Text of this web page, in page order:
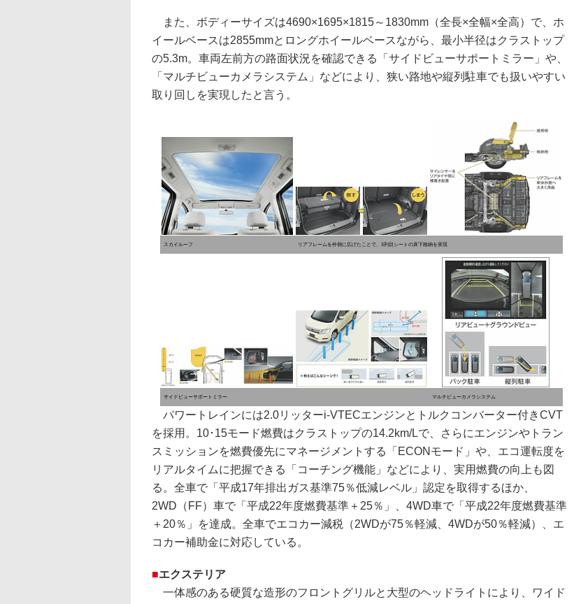
また、ボディーサイズは4690×1695×1815～1830mm（全長×全幅×全高）で、ホ
イールベースは2855mmとロングホイールベースながら、最小半径はクラストップ
の5.3m。車両左前方の路面状況を確認できる「サイドビューサポートミラー」や、
「マルチビューカメラシステム」などにより、狭い路地や縦列駐車でも扱いやすい
取り回しを実現したと言う。
スカイルーフ リアフレームを外側に広げたことで、3列目シートの床下格納を実現
サイドビューサポートミラー マルチビューカメラシステム
パワートレインには2.0リッターi-VTECエンジンとトルクコンバーター付きCVT
を採用。10･15モード燃費はクラストップの14.2km/Lで、さらにエンジンやトラン
スミッションを燃費優先にマネージメントする「ECONモード」や、エコ運転度を
リアルタイムに把握できる「コーチング機能」などにより、実用燃費の向上も図
る。全車で「平成17年排出ガス基準75％低減レベル」認定を取得するほか、
2WD（FF）車で「平成22年度燃費基準＋25％」、4WD車で「平成22年度燃費基準
＋20％」を達成。全車でエコカー減税（2WDが75％軽減、4WDが50％軽減）、エ
コカー補助金に対応している。
■エクステリア
一体感のある硬質な造形のフロントグリルと大型のヘッドライトにより、ワイド